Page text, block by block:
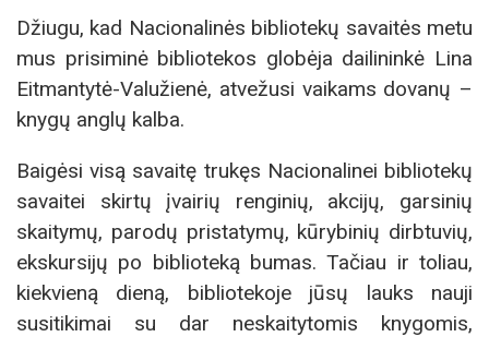
Džiugu, kad Nacionalinės bibliotekų savaitės metu
mus prisiminė bibliotekos globėja dailininkė Lina
Eitmantytė-Valužienė, atvežusi vaikams dovanų –
knygų anglų kalba.
Baigėsi visą savaitę trukęs Nacionalinei bibliotekų
savaitei skirtų įvairių renginių, akcijų, garsinių
skaitymų, parodų pristatymų, kūrybinių dirbtuvių,
ekskursijų po biblioteką bumas. Tačiau ir toliau,
kiekvieną dieną, bibliotekoje jūsų lauks nauji
susitikimai su dar neskaitytomis knygomis,